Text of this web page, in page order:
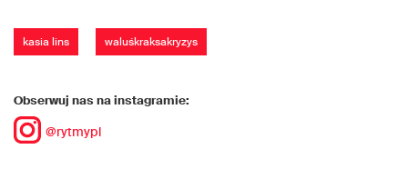
kasia lins waluśkraksakryzys
Obserwuj nas na instagramie:
@rytmypl